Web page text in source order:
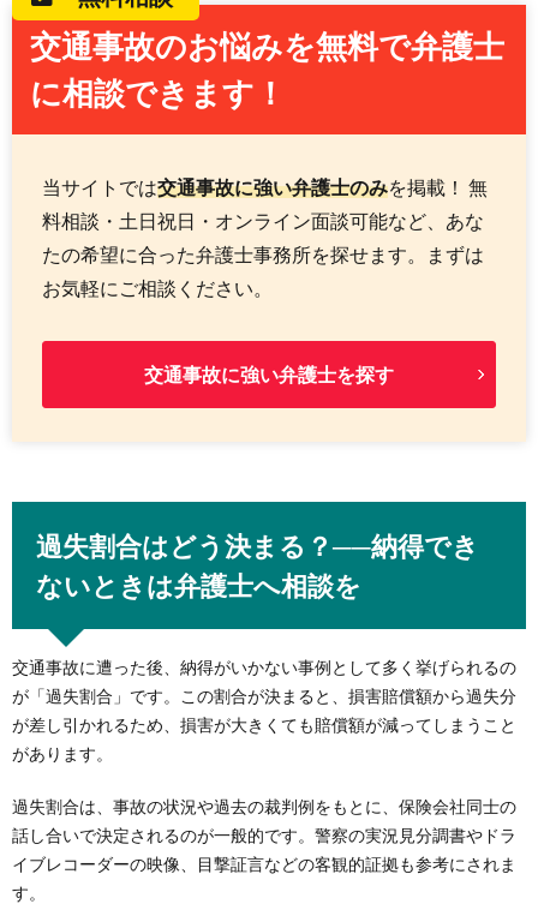
交通事故のお悩みを無料で弁護士
に相談できます！
当サイトでは交通事故に強い弁護士のみを掲載！ 無
料相談・土日祝日・オンライン面談可能など、あな
たの希望に合った弁護士事務所を探せます。まずは
お気軽にご相談ください。
交通事故に強い弁護士を探す
過失割合はどう決まる？──納得でき
ないときは弁護士へ相談を
交通事故に遭った後、納得がいかない事例として多く挙げられるの
が「過失割合」です。この割合が決まると、損害賠償額から過失分
が差し引かれるため、損害が大きくても賠償額が減ってしまうこと
があります。
過失割合は、事故の状況や過去の裁判例をもとに、保険会社同士の
話し合いで決定されるのが一般的です。警察の実況見分調書やドラ
イブレコーダーの映像、目撃証言などの客観的証拠も参考にされま
す。